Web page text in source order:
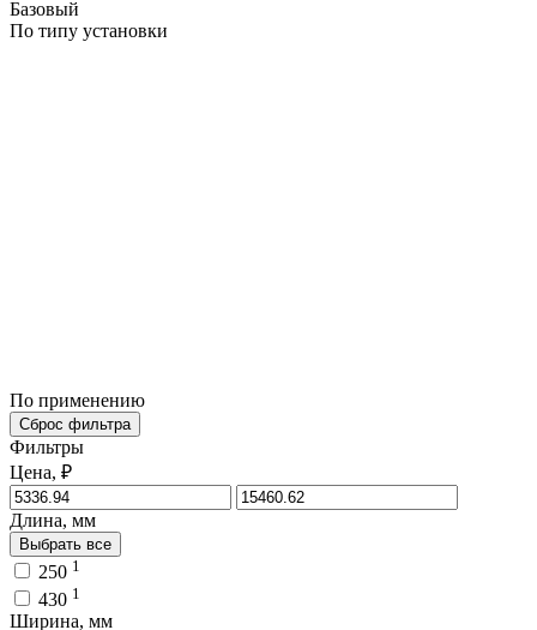
Базовый
По типу установки
По применению
Сброс фильтра
Фильтры
Цена, ₽
Длина, мм
Выбрать все
250 1
430 1
Ширина, мм